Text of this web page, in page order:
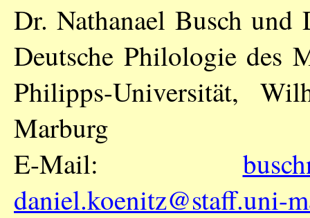
Dr. Nathanael Busch
Deutsche Philologie des
Philipps-Universität,
Marburg
E-Mail:
daniel.koenitz@staff.uni-